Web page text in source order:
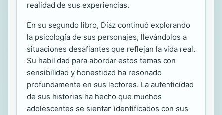
realidad de sus experiencias.
En su segundo libro, Díaz continuó explorando
la psicología de sus personajes, llevándolos a
situaciones desafiantes que reflejan la vida real.
Su habilidad para abordar estos temas con
sensibilidad y honestidad ha resonado
profundamente en sus lectores. La autenticidad
de sus historias ha hecho que muchos
adolescentes se sientan identificados con sus